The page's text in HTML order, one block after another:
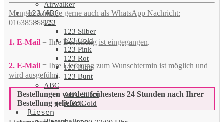
Airwalker
123/ABC
123
123 Silber
123 Gold
123 Pink
123 Rot
123 Blau
123 Bunt
ABC
ABC Silber
ABC Gold
Riesen
Mengen Anfrage gerne auch als WhatsApp Nachricht:
01638585825.
1. E-Mail= Ihre Bestellung ist eingegangen.
2. E-Mail= Ihre Lieferung zum Wunschtermin ist möglich und
wird ausgeführt.
Bestellungen werden frühestens 24 Stunden nach Ihrer
Bestellung geliefert.